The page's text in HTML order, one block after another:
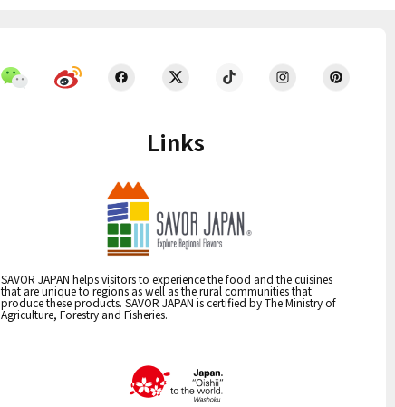
Links
SAVOR JAPAN helps visitors to experience the food and the cuisines
that are unique to regions as well as the rural communities that
produce these products. SAVOR JAPAN is certified by The Ministry of
Agriculture, Forestry and Fisheries.